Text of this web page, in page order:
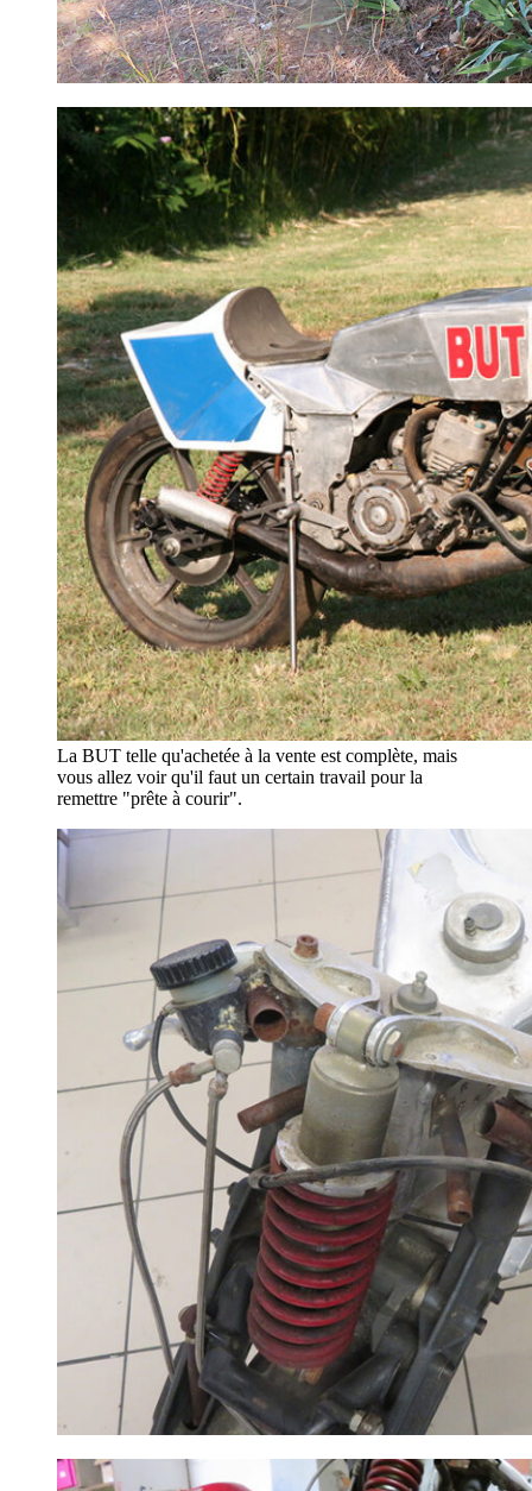
La BUT telle qu'achetée à la vente est complète, mais
vous allez voir qu'il faut un certain travail pour la
remettre "prête à courir".